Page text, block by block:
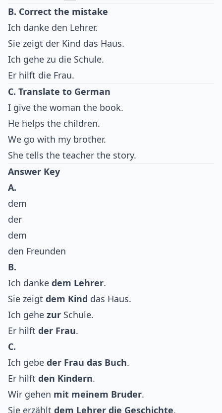
B. Correct the mistake
Ich danke den Lehrer.
Sie zeigt der Kind das Haus.
Ich gehe zu die Schule.
Er hilft die Frau.
C. Translate to German
I give the woman the book.
He helps the children.
We go with my brother.
She tells the teacher the story.
Answer Key
A.
dem
der
dem
den Freunden
B.
Ich danke dem Lehrer.
Sie zeigt dem Kind das Haus.
Ich gehe zur Schule.
Er hilft der Frau.
C.
Ich gebe der Frau das Buch.
Er hilft den Kindern.
Wir gehen mit meinem Bruder.
Sie erzählt dem Lehrer die Geschichte.